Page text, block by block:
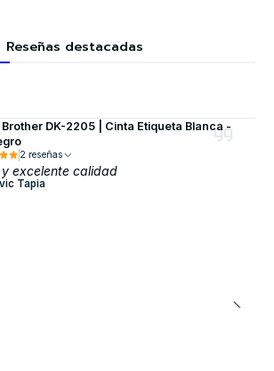
Reseñas destacadas
Brother DK-2205 | Cinta Etiqueta Blanca -
2 reseñas
excelente calidad
Tapia